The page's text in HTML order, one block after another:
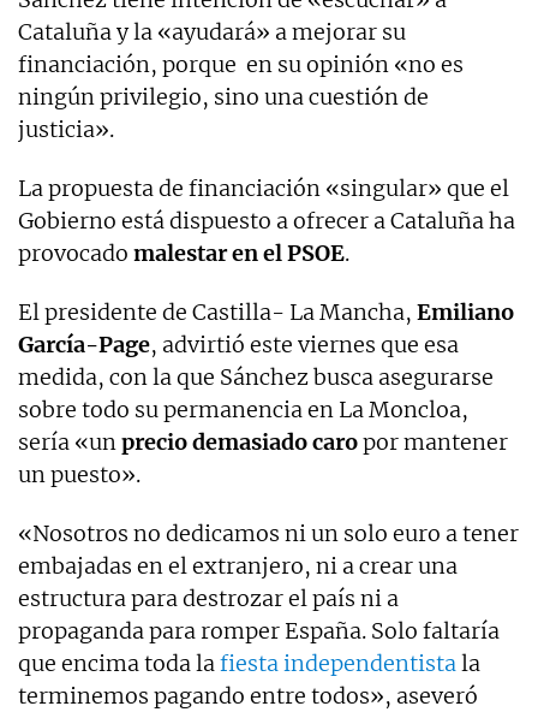
Cataluña y la «ayudará» a mejorar su
financiación, porque en su opinión «no es
ningún privilegio, sino una cuestión de
justicia».
La propuesta de financiación «singular» que el
Gobierno está dispuesto a ofrecer a Cataluña ha
provocado malestar en el PSOE.
El presidente de Castilla- La Mancha, Emiliano
García-Page, advirtió este viernes que esa
medida, con la que Sánchez busca asegurarse
sobre todo su permanencia en La Moncloa,
sería «unprecio demasiado caropor mantener
un puesto».
«Nosotros no dedicamos ni un solo euro a tener
embajadas en el extranjero, ni a crear una
estructura para destrozar el país ni a
propaganda para romper España. Solo faltaría
que encima toda lafiesta independentistala
terminemos pagando entre todos», aseveró